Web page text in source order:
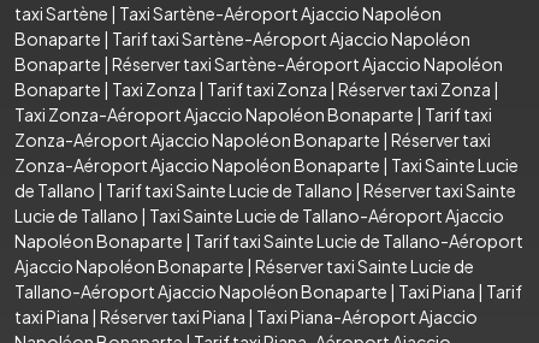
taxi Sartène | Taxi Sartène-Aéroport Ajaccio Napoléon
Bonaparte | Tarif taxi Sartène-Aéroport Ajaccio Napoléon
Bonaparte | Réserver taxi Sartène-Aéroport Ajaccio Napoléon
Bonaparte | Taxi Zonza | Tarif taxi Zonza | Réserver taxi Zonza |
Taxi Zonza-Aéroport Ajaccio Napoléon Bonaparte | Tarif taxi
Zonza-Aéroport Ajaccio Napoléon Bonaparte | Réserver taxi
Zonza-Aéroport Ajaccio Napoléon Bonaparte | Taxi Sainte Lucie
de Tallano | Tarif taxi Sainte Lucie de Tallano | Réserver taxi Sainte
Lucie de Tallano | Taxi Sainte Lucie de Tallano-Aéroport Ajaccio
Napoléon Bonaparte | Tarif taxi Sainte Lucie de Tallano-Aéroport
Ajaccio Napoléon Bonaparte | Réserver taxi Sainte Lucie de
Tallano-Aéroport Ajaccio Napoléon Bonaparte | Taxi Piana | Tarif
taxi Piana | Réserver taxi Piana | Taxi Piana-Aéroport Ajaccio